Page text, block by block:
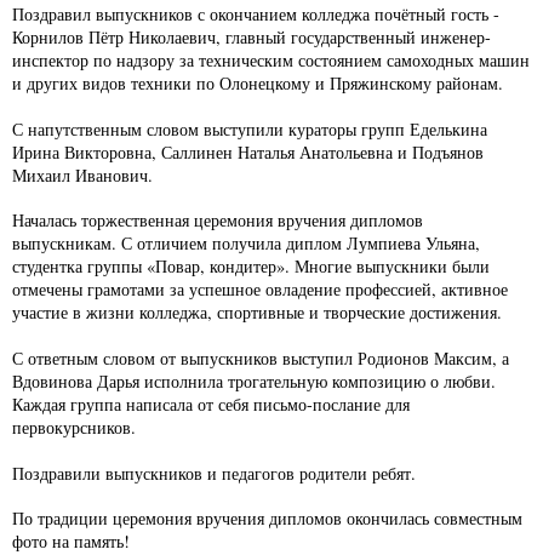
Поздравил выпускников с окончанием колледжа почётный гость -
Корнилов Пётр Николаевич, главный государственный инженер-
инспектор по надзору за техническим состоянием самоходных машин
и других видов техники по Олонецкому и Пряжинскому районам.
С напутственным словом выступили кураторы групп Еделькина
Ирина Викторовна, Саллинен Наталья Анатольевна и Подъянов
Михаил Иванович.
Началась торжественная церемония вручения дипломов
выпускникам. С отличием получила диплом Лумпиева Ульяна,
студентка группы «Повар, кондитер». Многие выпускники были
отмечены грамотами за успешное овладение профессией, активное
участие в жизни колледжа, спортивные и творческие достижения.
С ответным словом от выпускников выступил Родионов Максим, а
Вдовинова Дарья исполнила трогательную композицию о любви.
Каждая группа написала от себя письмо-послание для
первокурсников.
Поздравили выпускников и педагогов родители ребят.
По традиции церемония вручения дипломов окончилась совместным
фото на память!